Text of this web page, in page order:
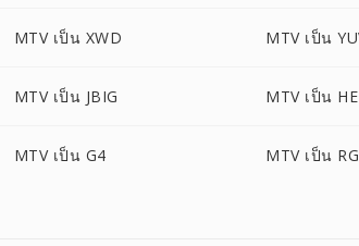
MTV เป็น XWD MTV เป็น
MTV เป็น JBIG MTV เป็น
MTV เป็น G4 MTV เป็น